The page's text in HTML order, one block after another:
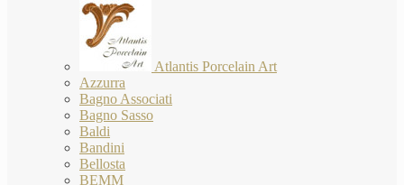
Atlantis Porcelain Art
Azzurra
Bagno Associati
Bagno Sasso
Baldi
Bandini
Bellosta
BEMM